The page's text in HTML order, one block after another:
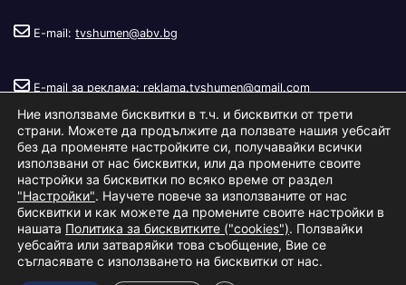
E-mail: tvshumen@abv.bg
E-mail за реклама: reklama.tvshumen@gmail.com
Copyright © 2026Телевизия Шумен.|Изработка: S.I.T Solutions
Ltd.
За насРекламаУсловия за ползване
Ние използваме бисквитки в т.ч. и бисквитки от трети
страни. Можете да продължите да ползвате нашия уебсайт
без да променяте настройките си, получавайки всички
използвани от нас бисквитки, или да промените своите
настройки за бисквитки по всяко време от раздел
"Настройки". Научете повече за използваните от нас
бисквитки и как можете да промените своите настройки в
нашата Политика за бисквитките ("cookies"). Ползвайки
уебсайта или затваряйки това съобщение, Вие се
съгласявате с използването на бисквитки от нас.